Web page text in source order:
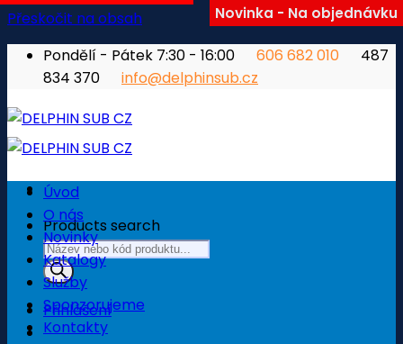
Přeskočit na obsah
Pondělí - Pátek 7:30 - 16:00
606 682 010
487
834 370
info@delphinsub.cz
Products search
Přihlášení
Úvod
O nás
Novinky
Katalogy
Služby
Sponzorujeme
Kontakty
Novinka - Na objednávku